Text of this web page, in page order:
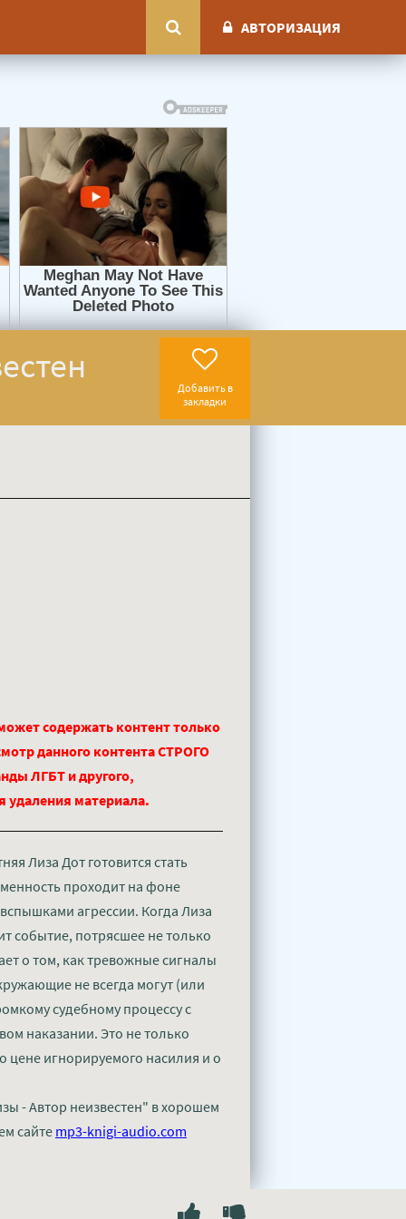
АВТОРИЗАЦИЯ
Добавить в
закладки
содержать контент только
данного контента СТРОГО
ЛГБТ и другого,
удаления материала.
Лиза Дот готовится стать
проходит на фоне
агрессии. Когда Лиза
событие, потрясшее не только
о том, как тревожные сигналы
не всегда могут (или
судебному процессу с
наказании. Это не только
игнорируемого насилия и о
- Автор неизвестен" в хорошем
сайте mp3-knigi-audio.com